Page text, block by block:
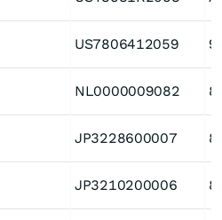
US7806412059
NL0000009082
JP3228600007
JP3210200006